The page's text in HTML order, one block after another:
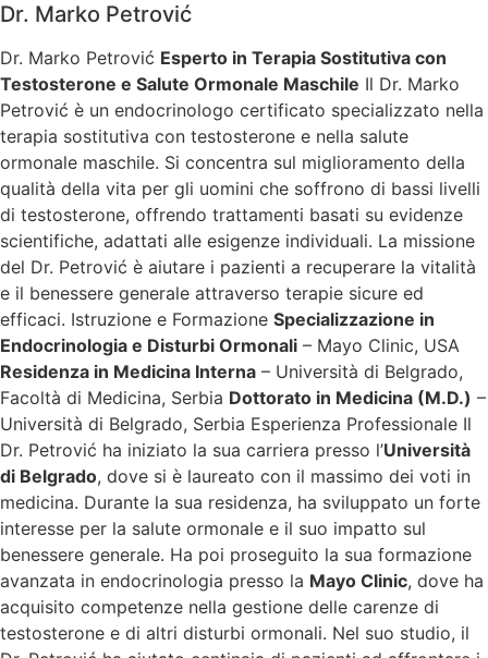
Dr. Marko Petrović
Dr. Marko Petrović Esperto in Terapia Sostitutiva con
Testosterone e Salute Ormonale Maschile Il Dr. Marko
Petrović è un endocrinologo certificato specializzato nella
terapia sostitutiva con testosterone e nella salute
ormonale maschile. Si concentra sul miglioramento della
qualità della vita per gli uomini che soffrono di bassi livelli
di testosterone, offrendo trattamenti basati su evidenze
scientifiche, adattati alle esigenze individuali. La missione
del Dr. Petrović è aiutare i pazienti a recuperare la vitalità
e il benessere generale attraverso terapie sicure ed
efficaci. Istruzione e Formazione Specializzazione in
Endocrinologia e Disturbi Ormonali – Mayo Clinic, USA
Residenza in Medicina Interna – Università di Belgrado,
Facoltà di Medicina, Serbia Dottorato in Medicina (M.D.) –
Università di Belgrado, Serbia Esperienza Professionale Il
Dr. Petrović ha iniziato la sua carriera presso l’Università
di Belgrado, dove si è laureato con il massimo dei voti in
medicina. Durante la sua residenza, ha sviluppato un forte
interesse per la salute ormonale e il suo impatto sul
benessere generale. Ha poi proseguito la sua formazione
avanzata in endocrinologia presso la Mayo Clinic, dove ha
acquisito competenze nella gestione delle carenze di
testosterone e di altri disturbi ormonali. Nel suo studio, il